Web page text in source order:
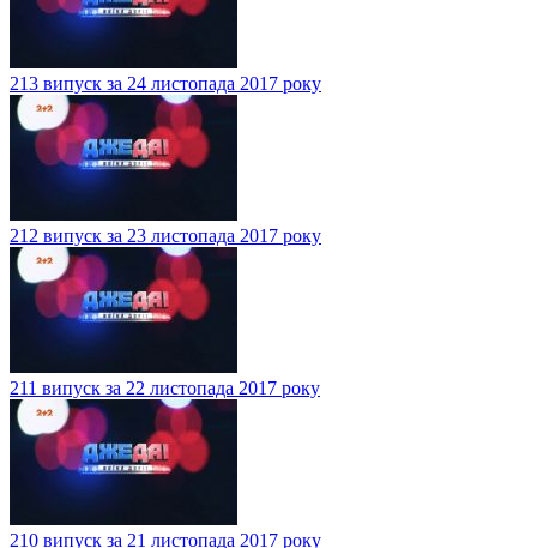
213 випуск за 24 листопада 2017 року
212 випуск за 23 листопада 2017 року
211 випуск за 22 листопада 2017 року
210 випуск за 21 листопада 2017 року